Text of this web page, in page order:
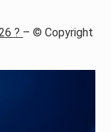
? – © Copyright